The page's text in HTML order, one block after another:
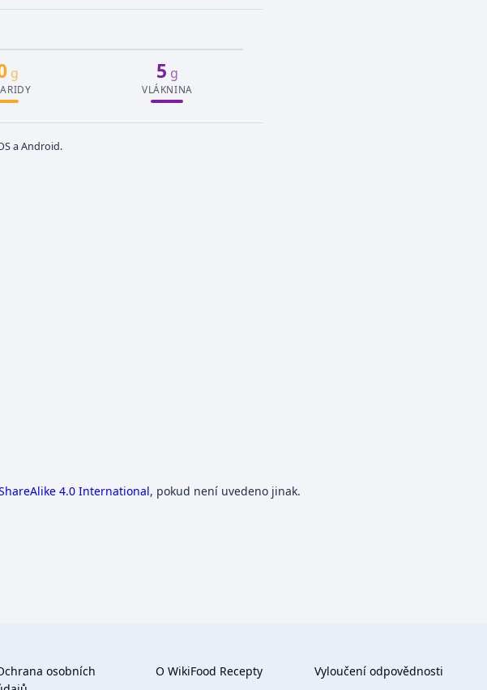
g 5 g
VLÁKNINA
a Android.
4.0 International, pokud není uvedeno jinak.
osobních
O WikiFood Recepty Vyloučení odpovědnosti